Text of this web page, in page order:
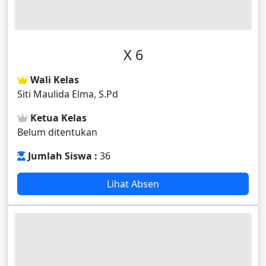
X 6
Wali Kelas
Siti Maulida Elma, S.Pd
Ketua Kelas
Belum ditentukan
Jumlah Siswa : 36
Lihat Absen